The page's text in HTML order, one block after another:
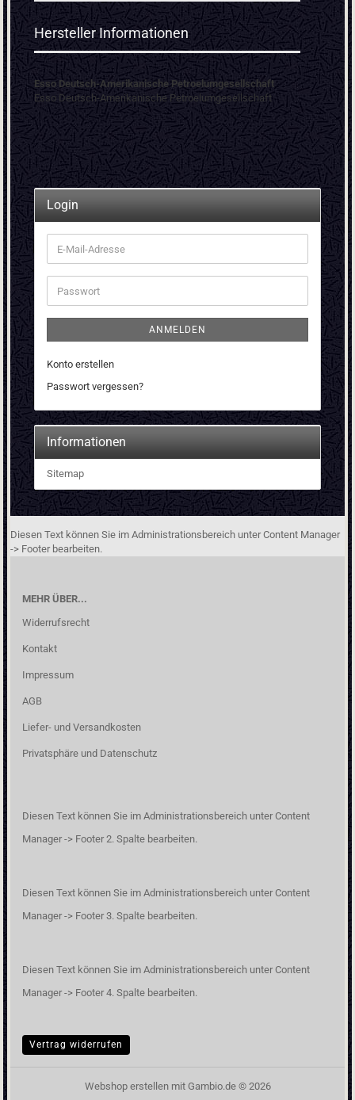
Hersteller Informationen
Esso Deutsch-Amerikanische Petroelumgesellschaft
Esso Deutsch-Amerikanische Petroelumgesellschaft
Login
E-
Mail-
Adresse
Passwort
ANMELDEN
Konto erstellen
Passwort vergessen?
Informationen
Sitemap
Diesen Text können Sie im Administrationsbereich unter Content Manager
-> Footer bearbeiten.
MEHR ÜBER...
Widerrufsrecht
Kontakt
Impressum
AGB
Liefer- und Versandkosten
Privatsphäre und Datenschutz
Diesen Text können Sie im Administrationsbereich unter Content
Manager -> Footer 2. Spalte bearbeiten.
Diesen Text können Sie im Administrationsbereich unter Content
Manager -> Footer 3. Spalte bearbeiten.
Diesen Text können Sie im Administrationsbereich unter Content
Manager -> Footer 4. Spalte bearbeiten.
Vertrag widerrufen
Webshop erstellenmit Gambio.de © 2026